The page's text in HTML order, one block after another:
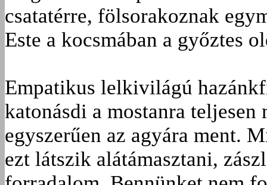
csatatérre, fölsorakoznak
Este a kocsmában a győztes
Empatikus lelkivilágú
katonásdi a mostanra
egyszerűen az agyára ment.
ezt látszik alátámasztani,